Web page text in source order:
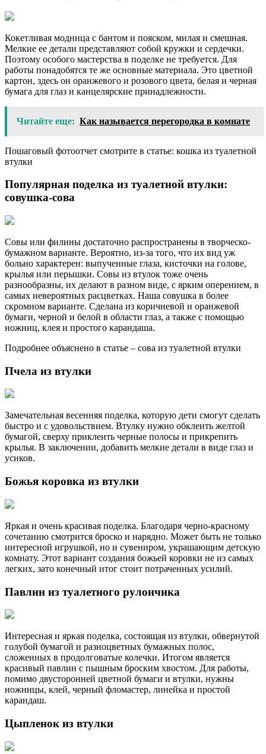
Кокетливая модница с бантом и пояском, милая и смешная.
Мелкие ее детали представляют собой кружки и сердечки.
Поэтому особого мастерства в поделке не требуется. Для
работы понадобятся те же основные материала. Это цветной
картон, здесь он оранжевого и розового цвета, белая и черная
бумага для глаз и канцелярские принадлежности.
Читайте еще: Как называется перегородка в комнате
Пошаговый фотоотчет смотрите в статье: кошка из туалетной
втулки
Популярная поделка из туалетной втулки:
совушка-сова
Совы или филины достаточно распространены в творческо-
бумажном варианте. Вероятно, из-за того, что их вид уж
больно характерен: выпученные глаза, кисточки на голове,
крылья или перышки. Совы из втулок тоже очень
разнообразны, их делают в разном виде, с ярким оперением, в
самых невероятных расцветках. Наша совушка в более
скромном варианте. Сделана из коричневой и оранжевой
бумаги, черной и белой в области глаз, а также с помощью
ножниц, клея и простого карандаша.
Подробнее объяснено в статье – сова из туалетной втулки
Пчела из втулки
Замечательная весенняя поделка, которую дети смогут сделать
быстро и с удовольствием. Втулку нужно обклеить желтой
бумагой, сверху приклеить черные полосы и прикрепить
крылья. В заключении, добавить мелкие детали в виде глаз и
усиков.
Божья коровка из втулки
Яркая и очень красивая поделка. Благодаря черно-красному
сочетанию смотрится броско и нарядно. Может быть не только
интересной игрушкой, но и сувениром, украшающим детскую
комнату. Этот вариант создания божьей коровки не из самых
легких, зато конечный итог стоит потраченных усилий.
Павлин из туалетного рулончика
Интересная и яркая поделка, состоящая из втулки, обвернутой
голубой бумагой и разноцветных бумажных полос,
сложенных в продолговатые колечки. Итогом является
красивый павлин с пышным броским хвостом. Для работы,
помимо двусторонней цветной бумаги и втулки, нужны
ножницы, клей, черный фломастер, линейка и простой
карандаш.
Цыпленок из втулки